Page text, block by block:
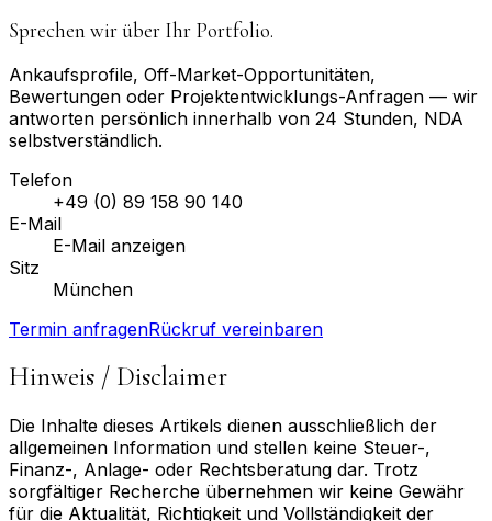
Sprechen wir über Ihr Portfolio.
Ankaufsprofile, Off-Market-Opportunitäten,
Bewertungen oder Projektentwicklungs-Anfragen — wir
antworten persönlich innerhalb von 24 Stunden, NDA
selbstverständlich.
Telefon
+49 (0) 89 158 90 140
E-Mail
E-Mail anzeigen
Sitz
München
Termin anfragenRückruf vereinbaren
Hinweis / Disclaimer
Die Inhalte dieses Artikels dienen ausschließlich der
allgemeinen Information und stellen keine Steuer-,
Finanz-, Anlage- oder Rechtsberatung dar. Trotz
sorgfältiger Recherche übernehmen wir keine Gewähr
für die Aktualität, Richtigkeit und Vollständigkeit der